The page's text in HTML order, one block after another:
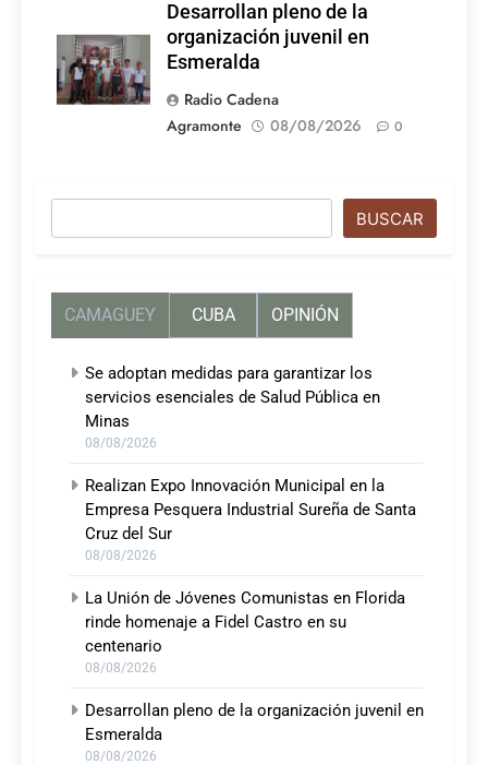
Desarrollan pleno de la
organización juvenil en
Esmeralda
Radio Cadena
Agramonte
08/08/2026 0
BUSCAR
CAMAGUEY CUBA OPINIÓN
Se adoptan medidas para garantizar los
servicios esenciales de Salud Pública en
Minas
08/08/2026
Realizan Expo Innovación Municipal en la
Empresa Pesquera Industrial Sureña de Santa
Cruz del Sur
08/08/2026
La Unión de Jóvenes Comunistas en Florida
rinde homenaje a Fidel Castro en su
centenario
08/08/2026
Desarrollan pleno de la organización juvenil en
Esmeralda
08/08/2026